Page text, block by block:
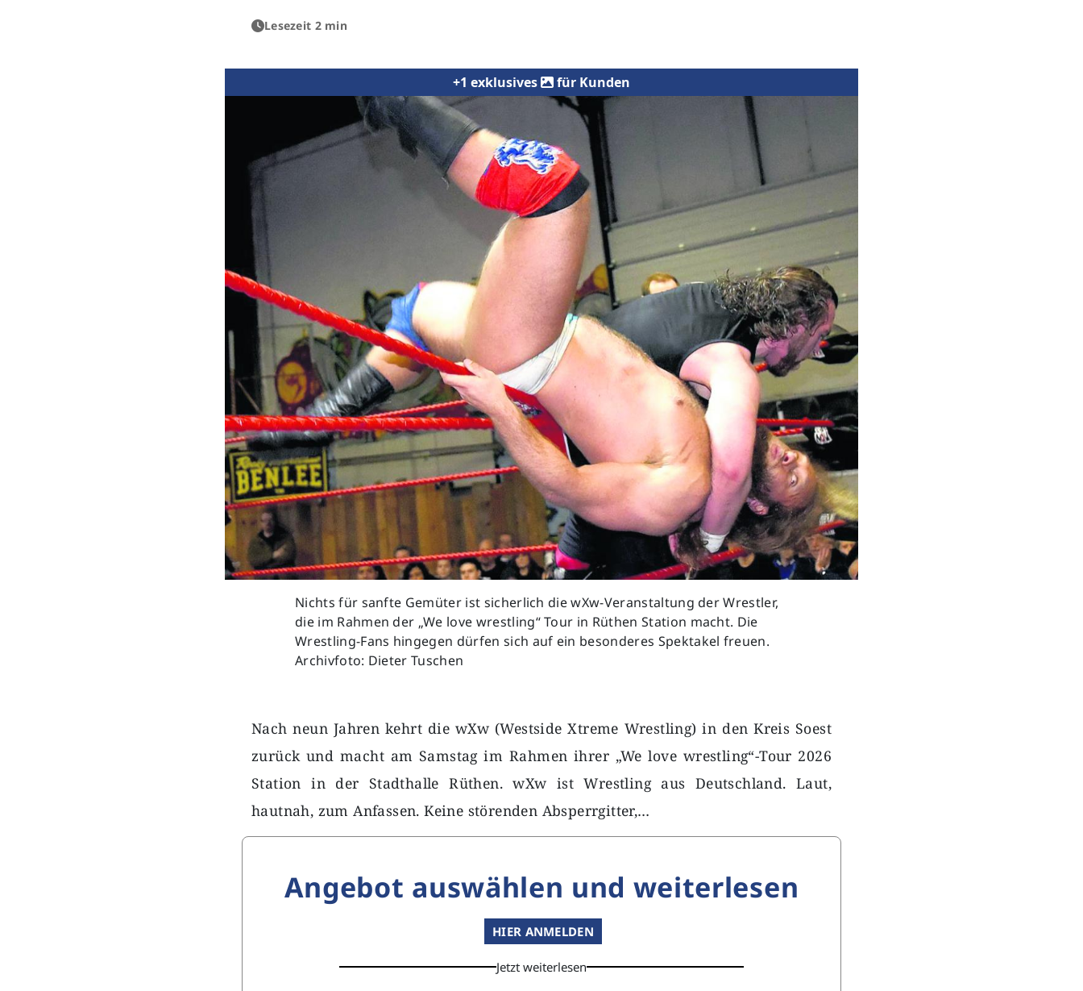
Lesezeit 2 min
+1 exklusives für Kunden
Nichts für sanfte Gemüter ist sicherlich die wXw-Veranstaltung der Wrestler,
die im Rahmen der „We love wrestling“ Tour in Rüthen Station macht. Die
Wrestling-Fans hingegen dürfen sich auf ein besonderes Spektakel freuen.
Archivfoto: Dieter Tuschen
Previous
Nach neun Jahren kehrt die wXw (Westside Xtreme Wrestling) in den Kreis Soest
zurück und macht am Samstag im Rahmen ihrer „We love wrestling“-Tour 2026
Station in der Stadthalle Rüthen. wXw ist Wrestling aus Deutschland. Laut,
hautnah, zum Anfassen. Keine störenden Absperrgitter,…
Angebot auswählen und weiterlesen
HIER ANMELDEN
Jetzt weiterlesen